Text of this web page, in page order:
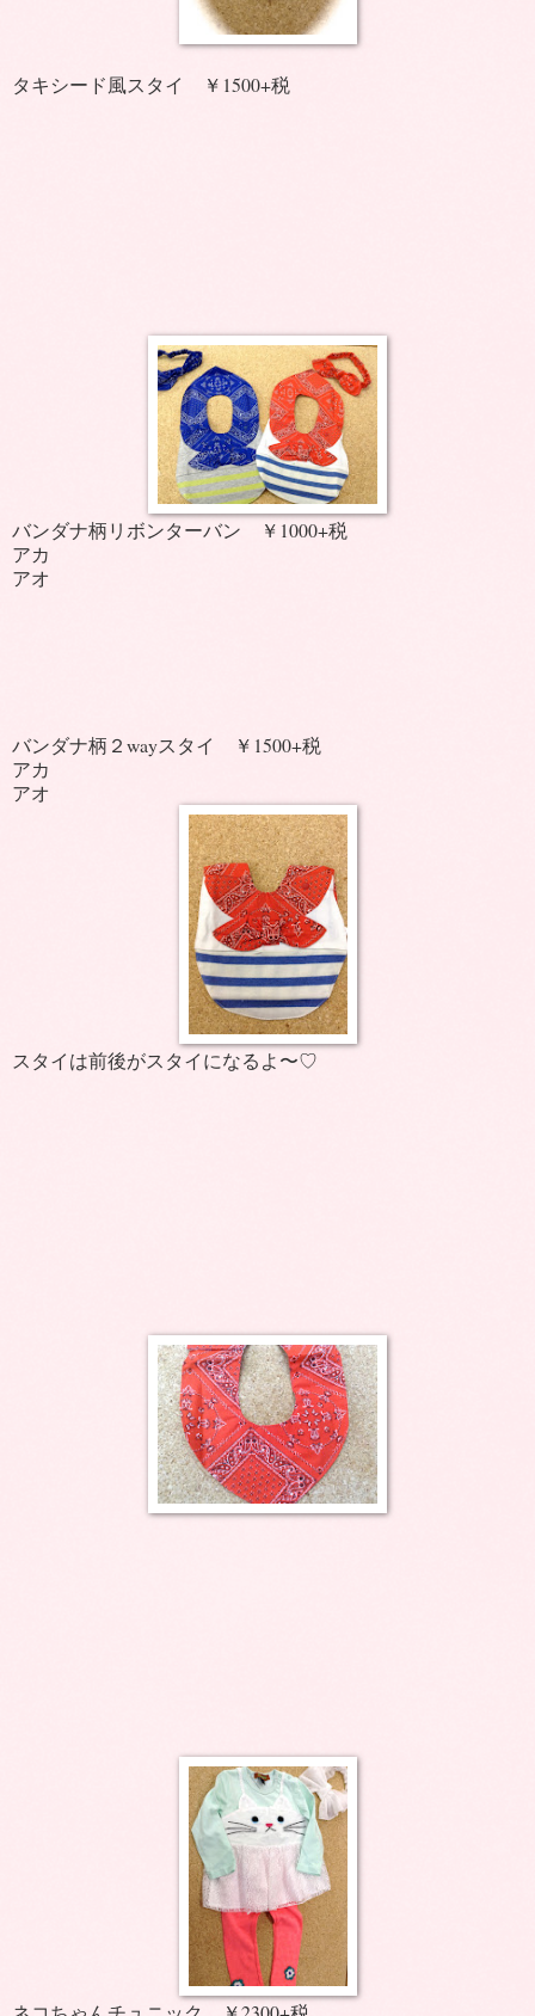
タキシード風スタイ ￥1500+税
バンダナ柄リボンターバン ￥1000+税
アカ
アオ
バンダナ柄２wayスタイ ￥1500+税
アカ
アオ
スタイは前後がスタイになるよ〜♡